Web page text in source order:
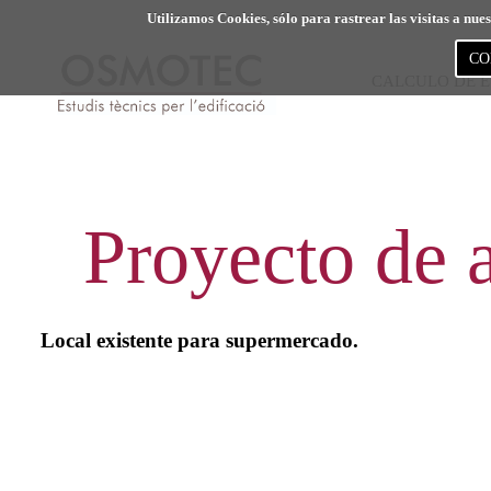
Utilizamos Cookies, sólo para rastrear las visitas a
CALCULO DE
Proyecto de
Local existente para supermercado.